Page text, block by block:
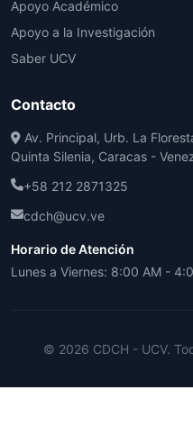
Apoyo Académico
Apoyo a la Investigación
Saber UCV
Contacto
Av. Principal, Urb. La
Quinta Silenia, Caracas -
+58 212 2871325
cdch@ucv.ve
Horario de Atención
Lunes a Viernes: 8:00 AM -
© 2026 CDCH - UCV.